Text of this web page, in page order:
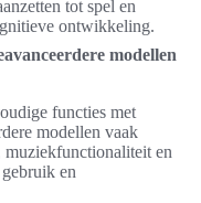
tot spel en
ontwikkeling.
modellen
functies met
modellen vaak
muziekfunctionaliteit en
en